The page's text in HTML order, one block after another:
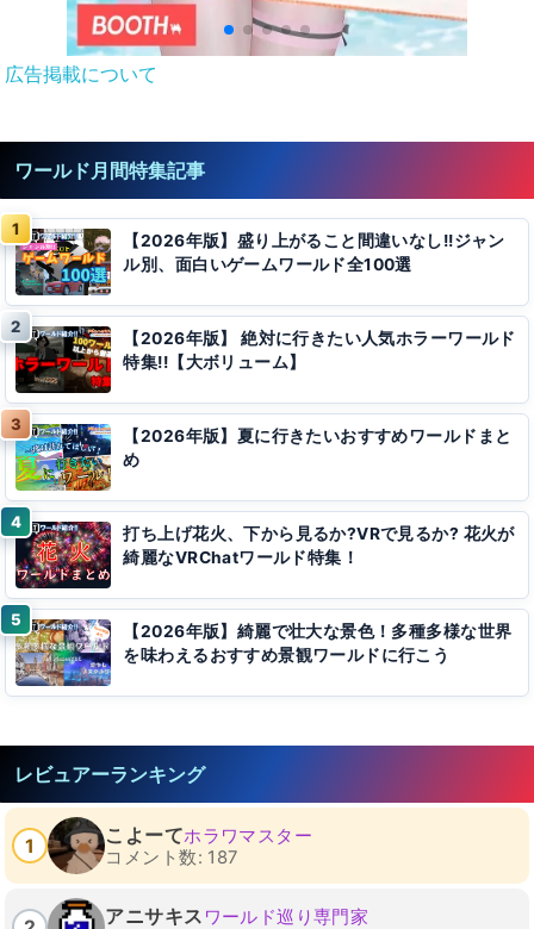
広告掲載について
ワールド月間特集記事
【2026年版】盛り上がること間違いなし!!ジャン
ル別、面白いゲームワールド全100選
【2026年版】 絶対に行きたい人気ホラーワールド
特集!!【大ボリューム】
【2026年版】夏に行きたいおすすめワールドまと
め
打ち上げ花火、下から見るか?VRで見るか? 花火が
綺麗なVRChatワールド特集！
【2026年版】綺麗で壮大な景色！多種多様な世界
を味わえるおすすめ景観ワールドに行こう
レビュアーランキング
1 こよーてホラワマスター
コメント数: 187
アニサキス ワールド巡り専門家